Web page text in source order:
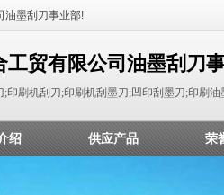
油墨刮刀事业部!
工贸有限公司油墨刮刀
;印刷机刮刀;印刷机刮墨刀;凹印刮墨刀;印刷
绍 供应产品 荣